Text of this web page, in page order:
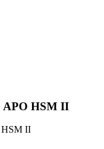
APO HSM II